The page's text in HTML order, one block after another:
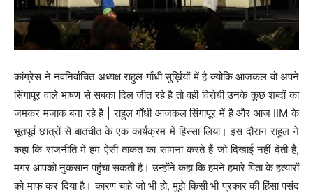
कांग्रेस ने नवनिर्वाचित अध्यक्ष राहुल गाँधी सुर्ख़ियों में है क्योकि आजकल वो अपने
सिंगापूर वाले भाषण से सबका दिल जीत रहे है तो वही विरोधी उनके कुछ शब्दों का
जमकर मजाक बना रहे है | राहुल गाँधी आजकल सिंगापूर में है और आज IIM के
भूतपूर्व छात्रों से बातचीत के एक कार्यक्रम में हिस्सा लिया। इस दौरान राहुल ने
कहा कि राजनीति में हम ऐसी ताकत का सामना करते हैं जो दिखाई नहीं देती है,
मगर आपको नुकसान पहुंचा सकती है। उन्होंने कहा कि हमने हमारे पिता के हत्यारों
को माफ कर दिया है। कारण चाहे जो भी हो, मुझे किसी भी प्रकार की हिंसा पसंद